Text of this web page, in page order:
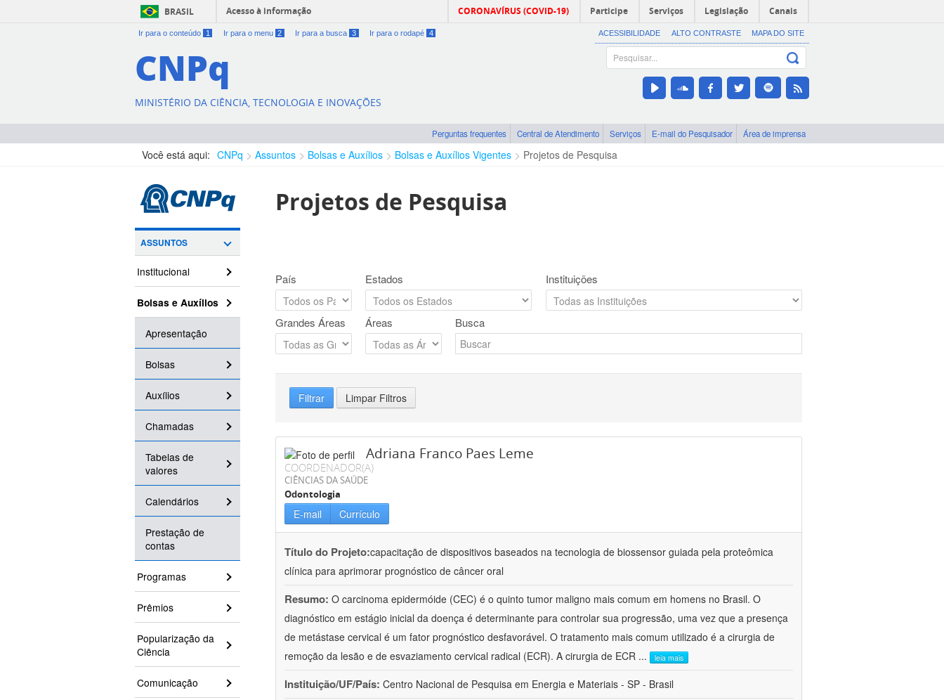
BRASIL Acesso à informação CORONAVÍRUS (COVID-19) Participe Serviços Legislação Canais
Ir para o conteúdo 1 Ir para o menu 2 Ir para a busca 3 Ir para o rodapé 4 ACESSIBILIDADE ALTO CONTRASTE MAPA DO SITE
CNPq
MINISTÉRIO DA CIÊNCIA, TECNOLOGIA E INOVAÇÕES
Perguntas frequentes Central de Atendimento Serviços E-mail do Pesquisador Área de imprensa
Você está aqui: CNPq Assuntos Bolsas e Auxílios Bolsas e Auxílios Vigentes Projetos de Pesquisa
ASSUNTOS
Institucional
Bolsas e Auxílios
Apresentação
Bolsas
Auxílios
Chamadas
Tabelas de
valores
Calendários
Prestação de
contas
Programas
Prêmios
Popularização da
Ciência
Comunicação
Projetos de Pesquisa
País Estados Instituições
Grandes Áreas Áreas Busca
Filtrar Limpar Filtros
Adriana Franco Paes Leme
COORDENADOR(A)
CIÊNCIAS DA SAÚDE
Odontologia
E-mail Currículo
Título do Projeto:capacitação de dispositivos baseados na tecnologia de biossensor guiada pela proteômica
clínica para aprimorar prognóstico de câncer oral
Resumo: O carcinoma epidermóide (CEC) é o quinto tumor maligno mais comum em homens no Brasil. O
diagnóstico em estágio inicial da doença é determinante para controlar sua progressão, uma vez que a presença
de metástase cervical é um fator prognóstico desfavorável. O tratamento mais comum utilizado é a cirurgia de
remoção da lesão e de esvaziamento cervical radical (ECR). A cirurgia de ECR ... leia mais
Instituição/UF/País: Centro Nacional de Pesquisa em Energia e Materiais - SP - Brasil